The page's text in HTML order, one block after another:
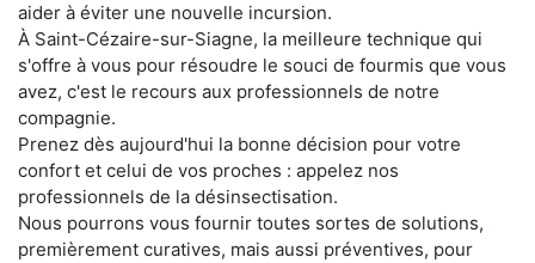
aider à éviter une nouvelle incursion.
À Saint-Cézaire-sur-Siagne, la meilleure technique qui
s'offre à vous pour résoudre le souci de fourmis que vous
avez, c'est le recours aux professionnels de notre
compagnie.
Prenez dès aujourd'hui la bonne décision pour votre
confort et celui de vos proches : appelez nos
professionnels de la désinsectisation.
Nous pourrons vous fournir toutes sortes de solutions,
premièrement curatives, mais aussi préventives, pour